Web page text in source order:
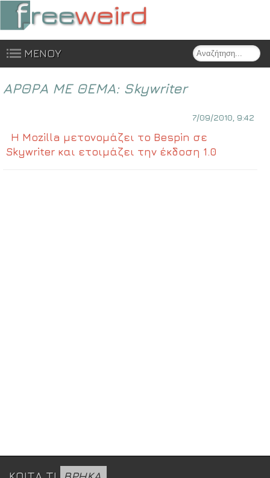
Search
ΜΕΝΟΥ
Skip to content
ΑΡΘΡΑ ΜΕ ΘΕΜΑ: Skywriter
7/09/2010, 9:42
Η Mozilla μετονομάζει το Bespin σε
Skywriter και ετοιμάζει την έκδοση 1.0